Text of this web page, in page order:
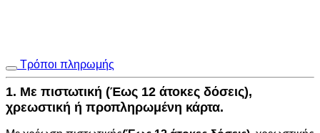
Τρόποι πληρωμής
1. Με πιστωτική (Έως 12 άτοκες δόσεις),
χρεωστική ή προπληρωμένη κάρτα.